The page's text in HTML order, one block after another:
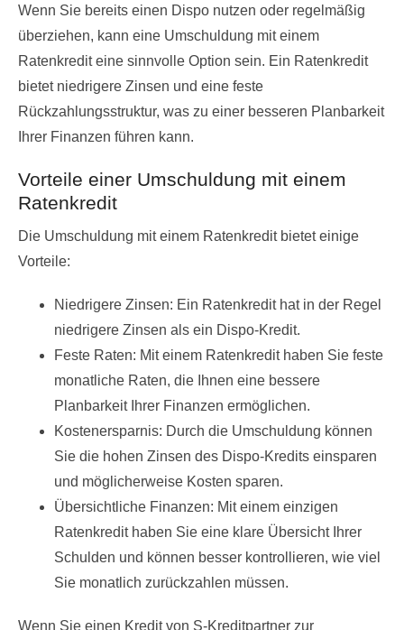
Wenn Sie bereits einen Dispo nutzen oder regelmäßig
überziehen, kann eine Umschuldung mit einem
Ratenkredit eine sinnvolle Option sein. Ein Ratenkredit
bietet niedrigere Zinsen und eine feste
Rückzahlungsstruktur, was zu einer besseren Planbarkeit
Ihrer Finanzen führen kann.
Vorteile einer Umschuldung mit einem
Ratenkredit
Die Umschuldung mit einem Ratenkredit bietet einige
Vorteile:
Niedrigere Zinsen: Ein Ratenkredit hat in der Regel
niedrigere Zinsen als ein Dispo-Kredit.
Feste Raten: Mit einem Ratenkredit haben Sie feste
monatliche Raten, die Ihnen eine bessere
Planbarkeit Ihrer Finanzen ermöglichen.
Kostenersparnis: Durch die Umschuldung können
Sie die hohen Zinsen des Dispo-Kredits einsparen
und möglicherweise Kosten sparen.
Übersichtliche Finanzen: Mit einem einzigen
Ratenkredit haben Sie eine klare Übersicht Ihrer
Schulden und können besser kontrollieren, wie viel
Sie monatlich zurückzahlen müssen.
Wenn Sie einen Kredit von S-Kreditpartner zur